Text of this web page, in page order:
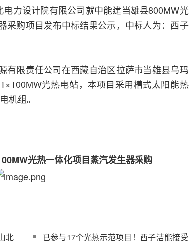
力设计院有限公司就中能建当雄县800MW光
采购项目发布中标结果公示，中标人为：西子
有限责任公司在西藏自治区拉萨市当雄县乌玛
光热电站，本项目采用槽式太阳能热
机组。
光热一体化项目蒸汽发生器采购
北
已参与17个光热示范项目！西子洁能接受